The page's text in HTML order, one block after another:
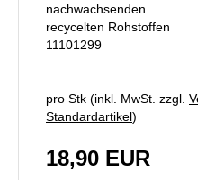
nachwachsenden
recycelten Rohstoffen
11101299
pro Stk (inkl. MwSt. zzgl.
Standardartikel)
18,90 EUR